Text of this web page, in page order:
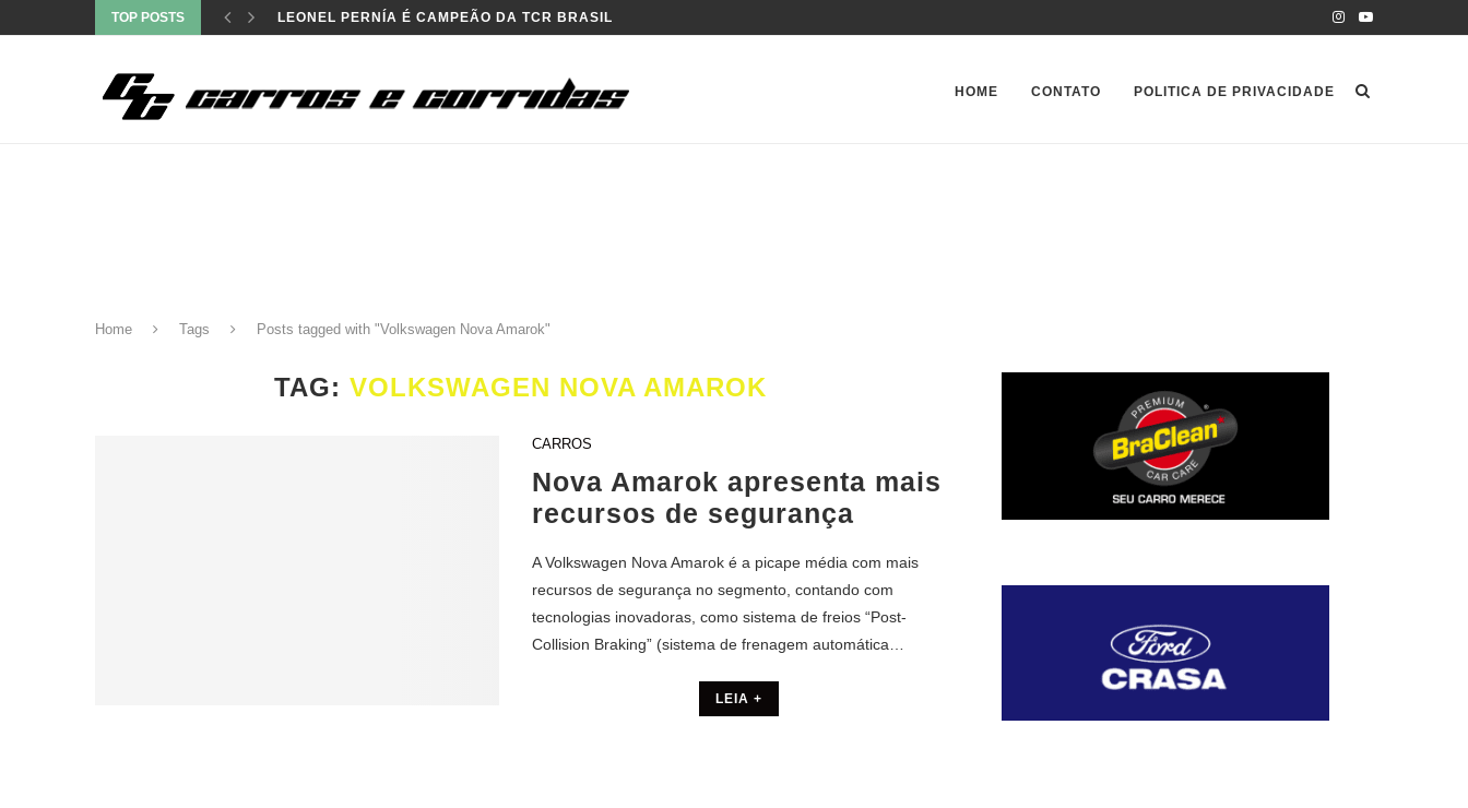
TOP POSTS LEONEL PERNÍA É CAMPEÃO DA TCR BRASIL
HOME CONTATO POLITICA DE PRIVACIDADE
Home Tags Posts tagged with "Volkswagen Nova Amarok"
TAG:VOLKSWAGEN NOVA AMAROK
CARROS
Nova Amarok apresenta mais
recursos de segurança
A Volkswagen Nova Amarok é a picape média com mais
recursos de segurança no segmento, contando com
tecnologias inovadoras, como sistema de freios “Post-
Collision Braking” (sistema de frenagem automática…
LEIA +